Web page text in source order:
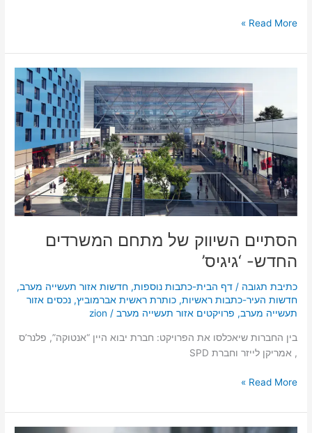
Read More »
הסתיים השיווק של מתחם המשרדים
החדש- ‘גיגיס’
כתיבת תגובה /דף הבית-כתבות נוספות,חדשות אזור תעשייה מערב,
חדשות העיר-כתבות ראשיות,כותרת ראשית אברמוביץ,נכסים אזור
תעשייה מערב, פרויקטים אזור תעשייה מערב /
zion
בין החברות שיאכלסו את הפרויקט: חברת יבוא היין “אנטוקה”, פלנר’ס
, אמריקן לייזר וחברת SPD
מתחם
המשרדים
החדש-
‘גיגיס’
Read More »